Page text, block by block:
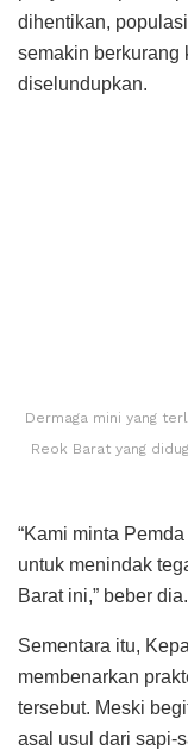
dihentikan,
semakin berkurang
diselundupkan.
Dermaga mini yang
Reok Barat yang
“Kami minta
untuk menindak
Barat ini,” beber dia.
Sementara itu,
membenarkan
tersebut. Meski
asal usul dari sapi-